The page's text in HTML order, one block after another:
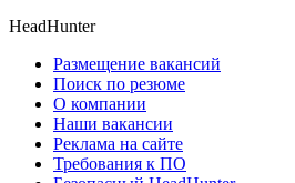
HeadHunter
Размещение вакансий
Поиск по резюме
О компании
Наши вакансии
Реклама на сайте
Требования к ПО